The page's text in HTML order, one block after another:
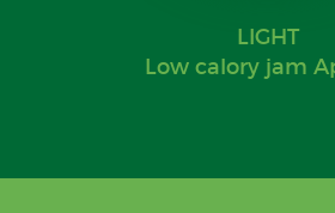
LIGHT
Low calory jam